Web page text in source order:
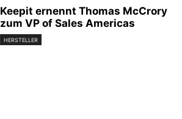
Keepit ernennt Thomas McCrory
zum VP of Sales Americas
HERSTELLER